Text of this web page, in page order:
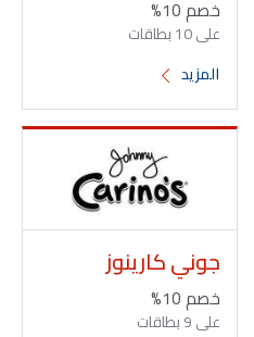
خصم 10%
على 10 بطاقات
المزيد
جوني كارينوز
خصم 10%
على 9 بطاقات